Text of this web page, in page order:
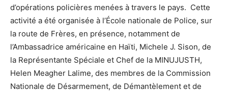
d’opérations policières menées à travers le pays. Cette
activité a été organisée à l’École nationale de Police, sur
la route de Frères, en présence, notamment de
l’Ambassadrice américaine en Haïti, Michele J. Sison, de
la Représentante Spéciale et Chef de la MINUJUSTH,
Helen Meagher Lalime, des membres de la Commission
Nationale de Désarmement, de Démantèlement et de